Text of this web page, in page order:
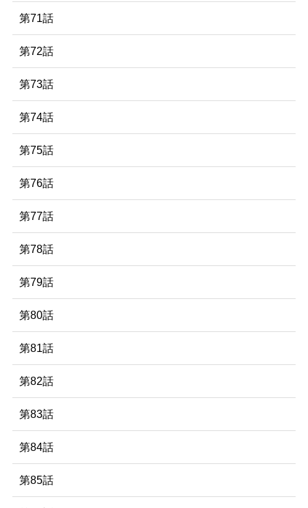
第71話
第72話
第73話
第74話
第75話
第76話
第77話
第78話
第79話
第80話
第81話
第82話
第83話
第84話
第85話